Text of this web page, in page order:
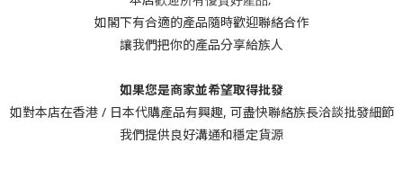
如閣下有合適的產品隨時歡迎聯絡合作
讓我們把你的產品分享給族人
如果您是商家並希望取得批發
如對本店在香港 / 日本代購產品有興趣, 可盡快聯絡族長洽談批發細節
我們提供良好溝通和穩定貨源